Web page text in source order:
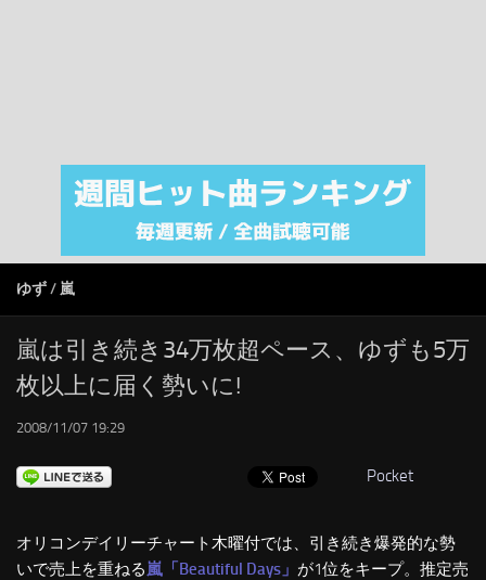
注目カテゴリ
オリジナルiTunes週間トップソング
RSS
LINKS
ゆず/ 嵐
嵐は引き続き34万枚超ペース、ゆずも5万
枚以上に届く勢いに!
2008/11/07 19:29
Pocket
オリコンデイリーチャート木曜付では、引き続き爆発的な勢
いで売上を重ねる嵐「Beautiful Days」 が1位をキープ。推定売